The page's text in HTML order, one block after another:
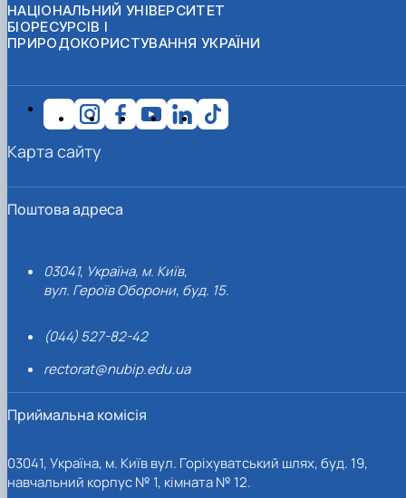
НАЦІОНАЛЬНИЙ УНІВЕРСИТЕТ
БІОРЕСУРСІВ І
ПРИРОДОКОРИСТУВАННЯ УКРАЇНИ
Поштова адреса
03041, Україна, м. Київ,
вул. Героїв Оборони, буд. 15.
(044) 527-82-42
rectorat@nubip.edu.ua
Приймальна комісія
03041, Україна, м. Київ вул. Горіхуватський шлях, буд. 19,
навчальний корпус № 1, кімната № 12.
Карта сайту